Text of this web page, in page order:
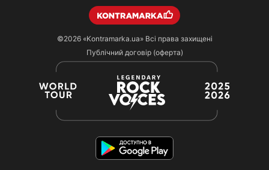
©2026 «Kontramarka.ua»Всі права захищені
Публічний договір (оферта)